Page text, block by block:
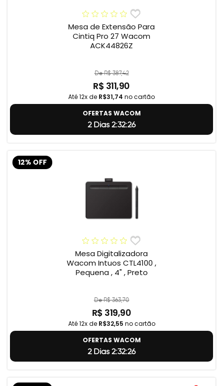
Mesa de Extensão Para
Cintiq Pro 27 Wacom
ACK44826Z
De R$ 387,42
R$ 311,90
Até 12x de R$31,74 no cartão
OFERTAS WACOM
2 Dias 2:32:25
12% OFF
Mesa Digitalizadora
Wacom Intuos CTL4100 ,
Pequena , 4" , Preto
De R$ 363,70
R$ 319,90
Até 12x de R$32,55 no cartão
OFERTAS WACOM
2 Dias 2:32:25